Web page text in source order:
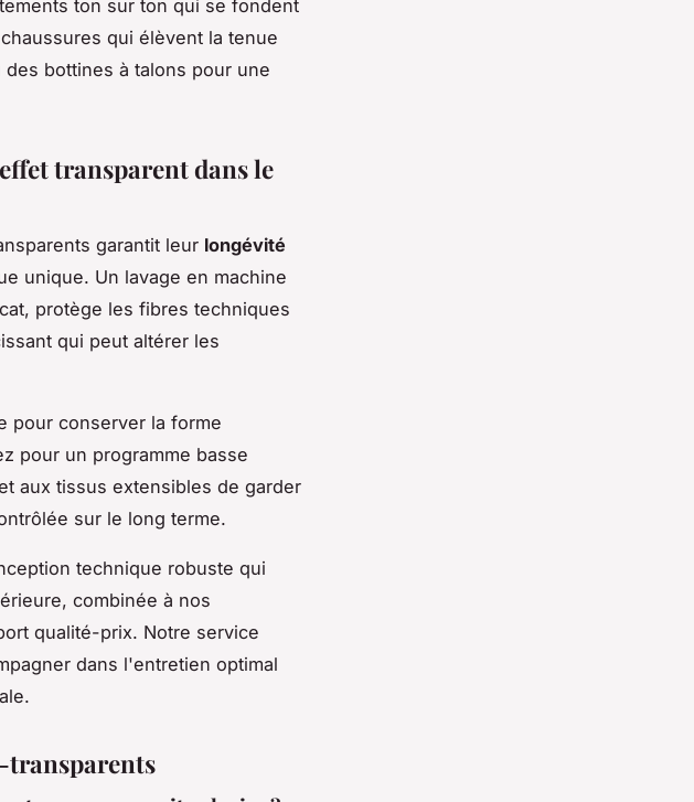
ton sur ton qui se fondent
qui élèvent la tenue
des bottines à talons pour une
transparent dans le
garantit leur longévité
unique. Un lavage en machine
protège les fibres techniques
qui peut altérer les
pour conserver la forme
pour un programme basse
aux tissus extensibles de garder
sur le long terme.
technique robuste qui
combinée à nos
qualité-prix. Notre service
dans l'entretien optimal
transparents